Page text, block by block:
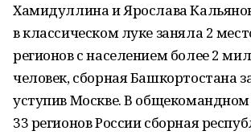
Хамидуллина и Ярослава
в классическом луке заняла 2
регионов с населением более 2
человек, сборная Башкортостана
уступив Москве. В общекомандном
33 регионов России сборная